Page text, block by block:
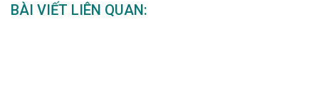
BÀI VIẾT LIÊN QUAN: